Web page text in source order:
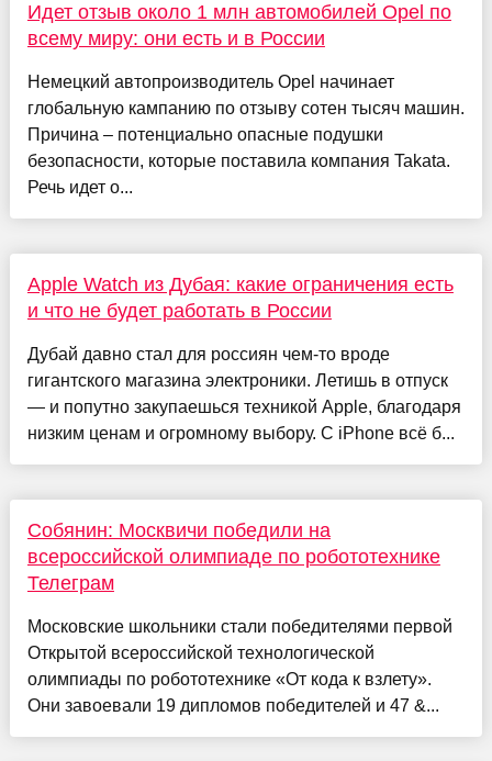
Идет отзыв около 1 млн автомобилей Opel по
всему миру: они есть и в России
Немецкий автопроизводитель Opel начинает
глобальную кампанию по отзыву сотен тысяч машин.
Причина – потенциально опасные подушки
безопасности, которые поставила компания Takata.
Речь идет о...
Apple Watch из Дубая: какие ограничения есть
и что не будет работать в России
Дубай давно стал для россиян чем-то вроде
гигантского магазина электроники. Летишь в отпуск
— и попутно закупаешься техникой Apple, благодаря
низким ценам и огромному выбору. С iPhone всё б...
Собянин: Москвичи победили на
всероссийской олимпиаде по робототехнике
Телеграм
Московские школьники стали победителями первой
Открытой всероссийской технологической
олимпиады по робототехнике «От кода к взлету».
Они завоевали 19 дипломов победителей и 47 &...